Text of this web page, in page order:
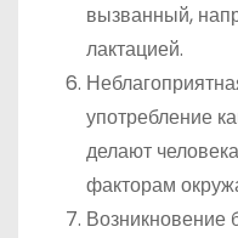
вызванный,
лактацией.
употребление
делают
факторам
Возникновение